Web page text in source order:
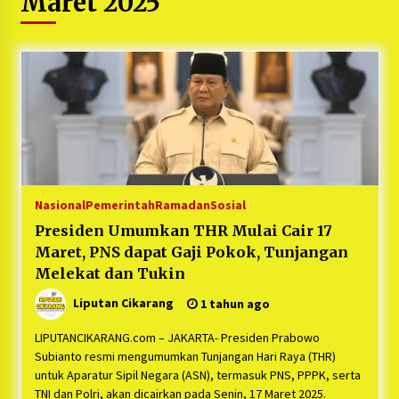
PNM Hadir dalam Setiap Langkah Dikha, Penari
Aura Farming yang Viral Ternyata Anak
Nasabah PNM Mekaar
1 tahun ago
Duh Kacau Banget, Karena Kecewa Tak Dapat
Fasilitas yang Sesuai, Para Peserta Retret
Aparatur Desa Kabupaten Bekasi Pulang duluan
Sebelum Waktunya
1 tahun ago
Kartini Penggerak Lingkungan dari Sampah
Bukit Berlian
1 tahun ago
PNM Berangkatkan Ratusan Peserta : Mudik
1 tahun ago
Ketua Umum Jurpala KOSMI Indonesia Gilang
NasionalPemerintahRamadanSosial
Presiden Umumkan THR Mulai Cair 17
Maret, PNS dapat Gaji Pokok, Tunjangan
Melekat dan Tukin
Liputan Cikarang 1 tahun ago
LIPUTANCIKARANG.com – JAKARTA- Presiden Prabowo
Subianto resmi mengumumkan Tunjangan Hari Raya (THR)
untuk Aparatur Sipil Negara (ASN), termasuk PNS, PPPK, serta
TNI dan Polri, akan dicairkan pada Senin, 17 Maret 2025.